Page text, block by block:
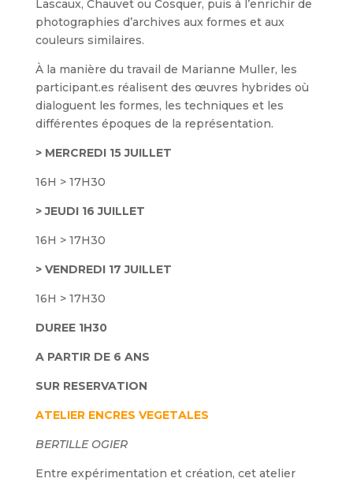
Lascaux, Chauvet ou Cosquer, puis à l’enrichir de
photographies d’archives aux formes et aux
couleurs similaires.
À la manière du travail de Marianne Muller, les
participant.es réalisent des œuvres hybrides où
dialoguent les formes, les techniques et les
différentes époques de la représentation.
> MERCREDI 15 JUILLET
16H > 17H30
> JEUDI 16 JUILLET
16H > 17H30
> VENDREDI 17 JUILLET
16H > 17H30
DUREE 1H30
A PARTIR DE 6 ANS
SUR RESERVATION
ATELIER ENCRES VEGETALES
BERTILLE OGIER
Entre expérimentation et création, cet atelier